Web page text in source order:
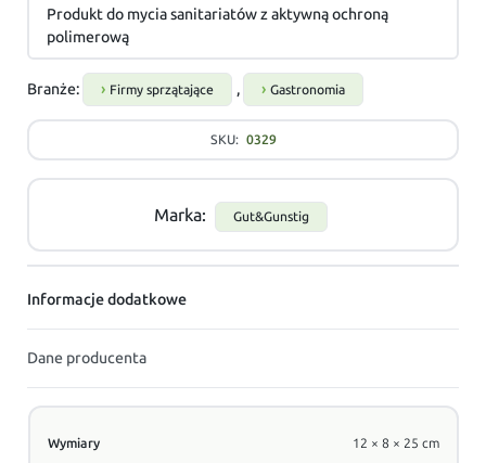
Produkt do mycia sanitariatów z aktywną ochroną
polimerową
Branże: Firmy sprzątające , Gastronomia
SKU: 0329
Marka: Gut&Gunstig
Informacje dodatkowe
Dane producenta
Wymiary 12 × 8 × 25 cm